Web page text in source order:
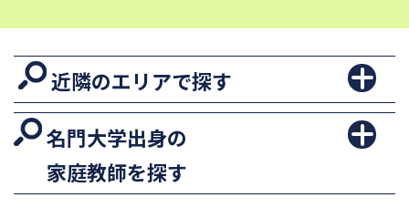
近隣のエリアで探す
名門大学出身の
家庭教師を探す